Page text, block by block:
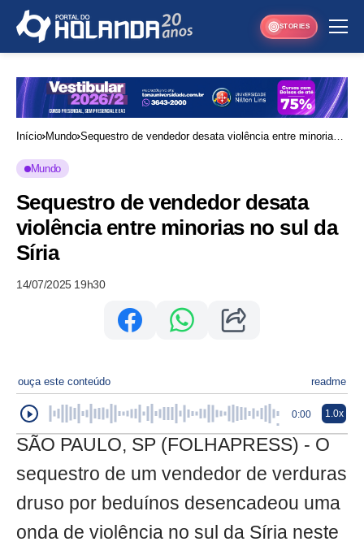
STORIES
Início Mundo Sequestro de vendedor desata violência entre minorias
Mundo
Sequestro de vendedor desata
violência entre minorias no sul da
Síria
14/07/2025 19h30
ouça este conteúdo readme
0:00 1.0x
SÃO PAULO, SP (FOLHAPRESS) - O
sequestro de um vendedor de verduras
druso por beduínos desencadeou uma
onda de violência no sul da Síria neste